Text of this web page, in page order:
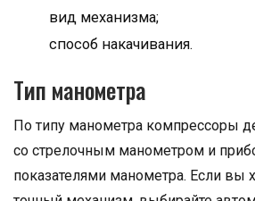
вид механизма;
способ накачивания.
Тип манометра
По типу манометра компрессоры
со стрелочным манометром и
показателями манометра. Если вы